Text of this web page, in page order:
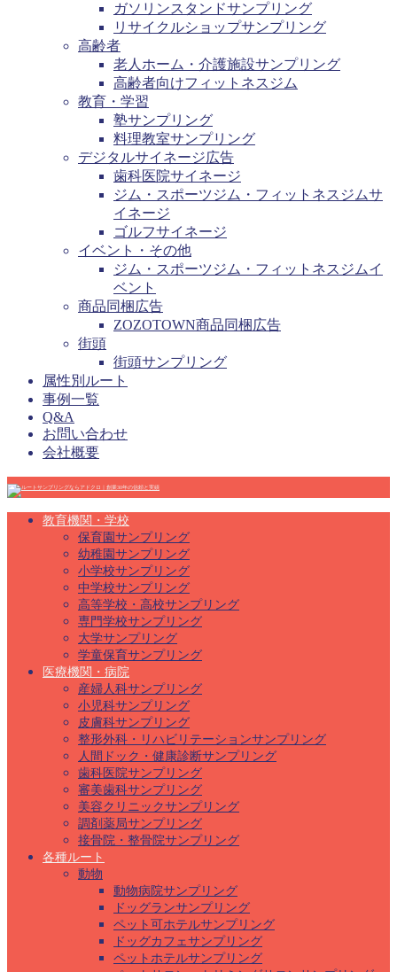
ガソリンスタンドサンプリング
リサイクルショップサンプリング
高齢者
老人ホーム・介護施設サンプリング
高齢者向けフィットネスジム
教育・学習
塾サンプリング
料理教室サンプリング
デジタルサイネージ広告
歯科医院サイネージ
ジム・スポーツジム・フィットネスジムサ
イネージ
ゴルフサイネージ
イベント・その他
ジム・スポーツジム・フィットネスジムイ
ベント
商品同梱広告
ZOZOTOWN商品同梱広告
街頭
街頭サンプリング
属性別ルート
事例一覧
Q&A
お問い合わせ
会社概要
教育機関・学校
保育園サンプリング
幼稚園サンプリング
小学校サンプリング
中学校サンプリング
高等学校・高校サンプリング
専門学校サンプリング
大学サンプリング
学童保育サンプリング
医療機関・病院
産婦人科サンプリング
小児科サンプリング
皮膚科サンプリング
整形外科・リハビリテーションサンプリング
人間ドック・健康診断サンプリング
歯科医院サンプリング
審美歯科サンプリング
美容クリニックサンプリング
調剤薬局サンプリング
接骨院・整骨院サンプリング
各種ルート
動物
動物病院サンプリング
ドッグランサンプリング
ペット可ホテルサンプリング
ドッグカフェサンプリング
ペットホテルサンプリング